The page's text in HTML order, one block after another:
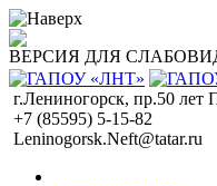
ВЕРСИЯ ДЛЯ
г.Лениногорск, пр.50 лет
+7 (85595) 5-15-82
Leninogorsk.Neft@tatar.ru